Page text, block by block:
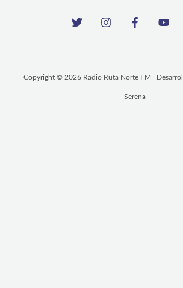
Copyright © 2026 Radio Ruta Norte FM |
Serena